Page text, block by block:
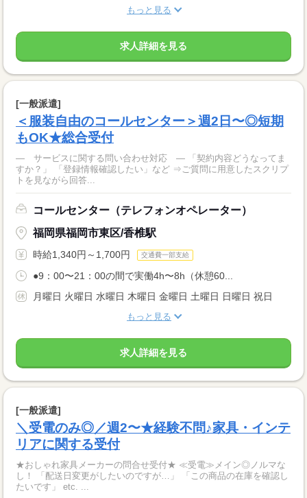
もっと見る
求人詳細を見る
[一般派遣]
＜服装自由のコールセンター＞週2日〜◎短期
もOK★総合受付
― サービスに関する問い合わせ対応 ― 「契約内容どうなってま
すか？」 「登録情報確認したい」など ⇒ご質問に用意したスクリプ
トを見ながら回答...
コールセンター（テレフォンオペレーター）
福岡県福岡市東区/香椎駅
時給1,340円～1,700円 交通費一部支給
●9：00〜21：00の間で実働4h〜8h（休憩60...
月曜日 火曜日 水曜日 木曜日 金曜日 土曜日 日曜日 祝日
もっと見る
求人詳細を見る
[一般派遣]
＼受電のみ◎／週2〜★経験不問♪家具・インテ
リアに関する受付
★おしゃれ家具メーカーの問合せ受付★ ≪受電≫メイン◎ノルマな
し！ 「配送日変更がしたいのですが…」 「この商品の在庫を確認し
たいです」 etc. ...